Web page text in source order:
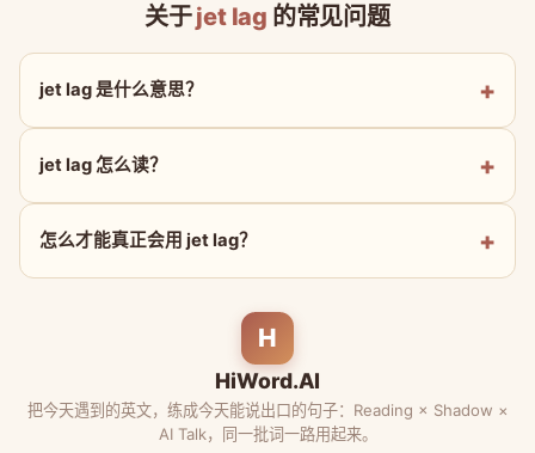
关于jet lag 的常见问题
jet lag 是什么意思？
jet lag 怎么读？
怎么才能真正会用 jet lag？
H
HiWord.AI
把今天遇到的英文，练成今天能说出口的句子：Reading × Shadow ×
AI Talk，同一批词一路用起来。